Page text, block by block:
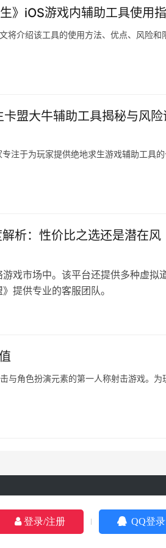
》iOS游戏内辅助工具使用
将介绍该工具的使用方法、优点、风险和
盟大牛辅助工具揭秘与风险
注于为玩家提供绝地求生游戏辅助工具
析：性价比之选还是潜在风
戏市场中。该平台还提供多种虚拟
提供专业的客服团队。
与角色扮演元素的第一人称射击游戏。为
所有鄂ICP备2023016878号Powered
登录/注册 QQ登录